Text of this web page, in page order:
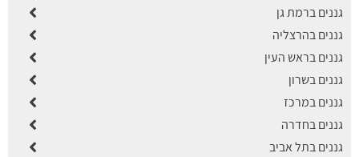
גננים ברמת גן
גננים בהרצליה
גננים בראש העין
גננים בשרון
גננים במרכז
גננים בחדרה
גננים בתל אביב